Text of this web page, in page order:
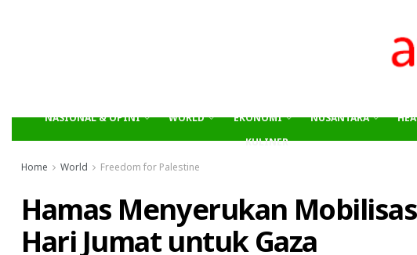
NASIONAL & OPINI WORLD EKONOMI NUSANTARA
KULINER
Home
World Freedom for Palestine
Hamas Menyerukan
Hari Jumat untuk Gaza